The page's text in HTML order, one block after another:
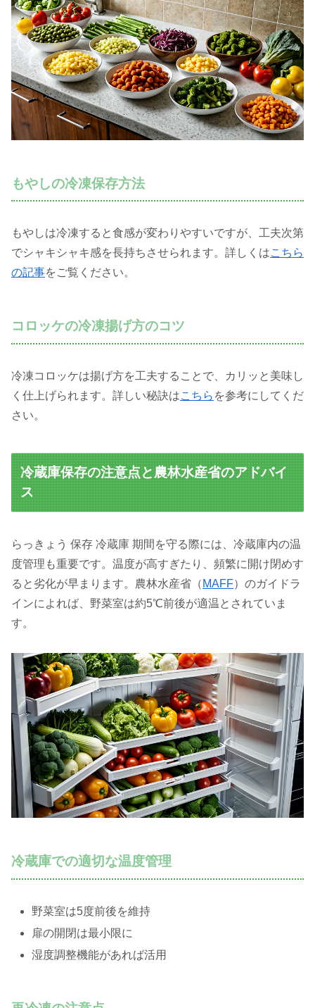
もやしの冷凍保存方法
もやしは冷凍すると食感が変わりやすいですが、工夫次第
でシャキシャキ感を長持ちさせられます。詳しくはこちら
の記事をご覧ください。
コロッケの冷凍揚げ方のコツ
冷凍コロッケは揚げ方を工夫することで、カリッと美味し
く仕上げられます。詳しい秘訣はこちら を参考にしてくだ
さい。
冷蔵庫保存の注意点と農林水産省のアドバイ
ス
らっきょう 保存 冷蔵庫 期間を守る際には、冷蔵庫内の温
度管理も重要です。温度が高すぎたり、頻繁に開け閉めす
ると劣化が早まります。農林水産省（ MAFF）のガイドラ
インによれば、野菜室は約5℃前後が適温とされていま
す。
冷蔵庫での適切な温度管理
野菜室は5度前後を維持
扉の開閉は最小限に
湿度調整機能があれば活用